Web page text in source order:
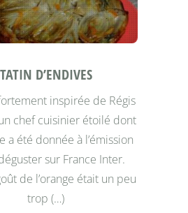
TATIN D’ENDIVES
inspirée de Régis
chef cuisinier étoilé dont
a été donnée à l’émission
sur France Inter.
de l’orange était un peu
trop (…)